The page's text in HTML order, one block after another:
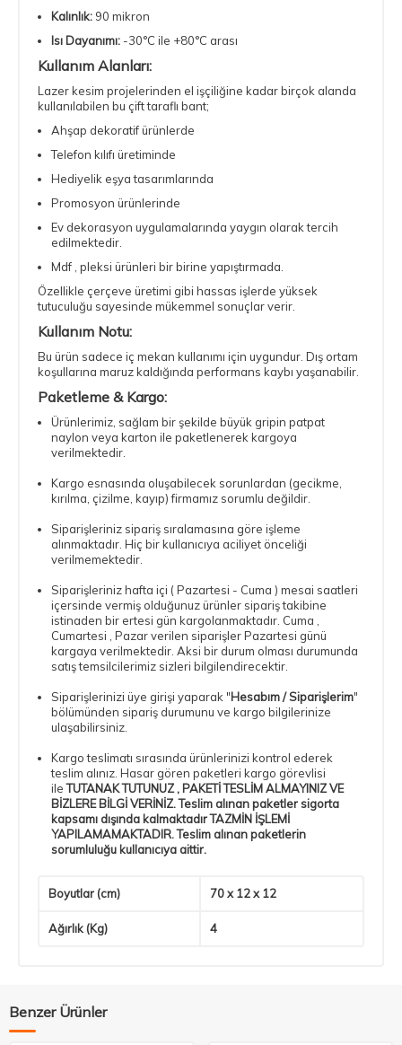
Kalınlık: 90 mikron
Isı Dayanımı: -30°C ile +80°C arası
Kullanım Alanları:
Lazer kesim projelerinden el işçiliğine kadar birçok alanda
kullanılabilen bu çift taraflı bant;
Ahşap dekoratif ürünlerde
Telefon kılıfı üretiminde
Hediyelik eşya tasarımlarında
Promosyon ürünlerinde
Ev dekorasyon uygulamalarında yaygın olarak tercih
edilmektedir.
Mdf , pleksi ürünleri bir birine yapıştırmada.
Özellikle çerçeve üretimi gibi hassas işlerde yüksek
tutuculuğu sayesinde mükemmel sonuçlar verir.
Kullanım Notu:
Bu ürün sadece iç mekan kullanımı için uygundur. Dış ortam
koşullarına maruz kaldığında performans kaybı yaşanabilir.
Paketleme & Kargo:
Ürünlerimiz, sağlam bir şekilde büyük gripin patpat
naylon veya karton ile paketlenerek kargoya
verilmektedir.
Kargo esnasında oluşabilecek sorunlardan (gecikme,
kırılma, çizilme, kayıp) firmamız sorumlu değildir.
Siparişleriniz sipariş sıralamasına göre işleme
alınmaktadır. Hiç bir kullanıcıya aciliyet önceliği
verilmemektedir.
Siparişleriniz hafta içi ( Pazartesi - Cuma ) mesai saatleri
içersinde vermiş olduğunuz ürünler sipariş takibine
istinaden bir ertesi gün kargolanmaktadır. Cuma ,
Cumartesi , Pazar verilen siparişler Pazartesi günü
kargaya verilmektedir. Aksi bir durum olması durumunda
satış temsilcilerimiz sizleri bilgilendirecektir.
Siparişlerinizi üye girişi yaparak "Hesabım / Siparişlerim"
bölümünden sipariş durumunu ve kargo bilgilerinize
ulaşabilirsiniz.
Kargo teslimatı sırasında ürünlerinizi kontrol ederek
teslim alınız. Hasar gören paketleri kargo görevlisi
ileTUTANAK TUTUNUZ , PAKETİ TESLİM ALMAYINIZ VE
BİZLERE BİLGİ VERİNİZ. Teslim alınan paketler sigorta
kapsamı dışında kalmaktadır TAZMİN İŞLEMİ
YAPILAMAMAKTADIR. Teslim alınan paketlerin
sorumluluğu kullanıcıya aittir.
Boyutlar (cm) 70 x 12 x 12
Ağırlık (Kg) 4
Benzer Ürünler